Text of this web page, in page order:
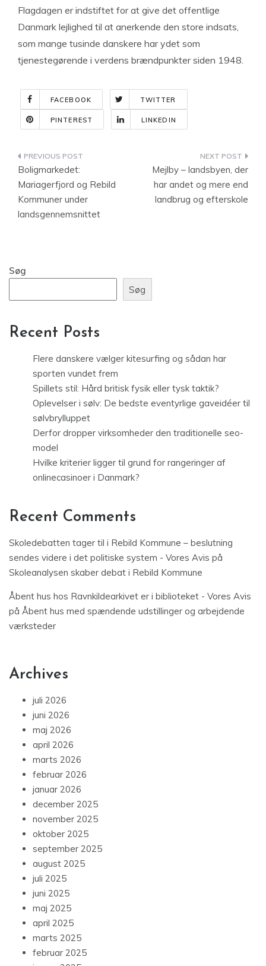
Flagdagen er indstiftet for at give det offentlige
Danmark lejlighed til at anerkende den store indsats,
som mange tusinde danskere har ydet som
tjenestegørende i verdens brændpunkter siden 1948.
FACEBOOK TWITTER
PINTEREST LINKEDIN
Indlægsnavigation
Boligmarkedet:
Mariagerfjord og Rebild
Kommuner under
landsgennemsnittet
Mejlby – landsbyen, der
har andet og mere end
landbrug og efterskole
Søg
Søg
Recent Posts
Flere danskere vælger kitesurfing og sådan har
sporten vundet frem
Spillets stil: Hård britisk fysik eller tysk taktik?
Oplevelser i sølv: De bedste eventyrlige gaveidéer til
sølvbrylluppet
Derfor dropper virksomheder den traditionelle seo-
model
Hvilke kriterier ligger til grund for rangeringer af
onlinecasinoer i Danmark?
Recent Comments
Skoledebatten tager til i Rebild Kommune – beslutning
sendes videre i det politiske system - Vores Avis på
Skoleanalysen skaber debat i Rebild Kommune
Åbent hus hos Ravnkildearkivet er i biblioteket - Vores Avis
på Åbent hus med spændende udstillinger og arbejdende
værksteder
Archives
juli 2026
juni 2026
maj 2026
april 2026
marts 2026
februar 2026
januar 2026
december 2025
november 2025
oktober 2025
september 2025
august 2025
juli 2025
juni 2025
maj 2025
april 2025
marts 2025
februar 2025